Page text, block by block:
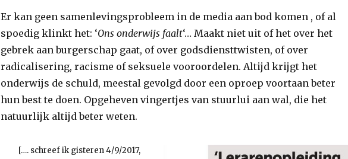
Er kan geen samenlevingsprobleem in de media aan bod komen , of al
spoedig klinkt het: ‘Ons onderwijs faalt‘… Maakt niet uit of het over het
gebrek aan burgerschap gaat, of over godsdiensttwisten, of over
radicalisering, racisme of seksuele vooroordelen. Altijd krijgt het
onderwijs de schuld, meestal gevolgd door een oproep voortaan beter
hun best te doen. Opgeheven vingertjes van stuurlui aan wal, die het
natuurlijk altijd beter weten.
[…. schreef ik gisteren 4/9/2017,